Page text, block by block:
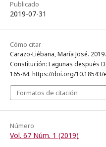
Publicado
2019-07-31
Cómo citar
Carazo-Liébana, María José.
Constitución: Lagunas después
165-84. https://doi.org/10.18543/
Formatos de citación
Número
Vol. 67 Núm. 1 (2019)